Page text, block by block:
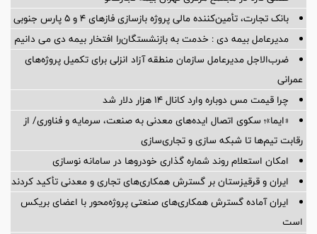
بانک تجارت، تأمین‌کننده مالی پروژه بازسازی فازهای ۴ و ۵ پارس جنوبی
مدیرعامل بیمه دی : خدمت به بازنشستگان‌را افتخار بیمه دی می دانیم
ضرب‌الاجل مدیرعامل سازمان منطقه آزاد انزلی برای تكمیل پروژه‌های
عمرانی
چرا قیمت مس دوباره وارد کانال ۱۴ هزار دلار شد
«ایما»؛ سکوی اتصال ایده‌های معدنی به صنعت، سرمایه و فناوری/ از
رقابت تیم‌ها تا شبکه سازی و تجاری‌سازی
امکان استعلام روند شماره گذاری خودروها در سامانه نوسازی
ایران و قرقیزستان بر گسترش همکاری‌های تجاری و معدنی تأکید کردند
ایران آماده گسترش همکاری‌های صنعتی پروژه‌محور با اعضای بریکس
است